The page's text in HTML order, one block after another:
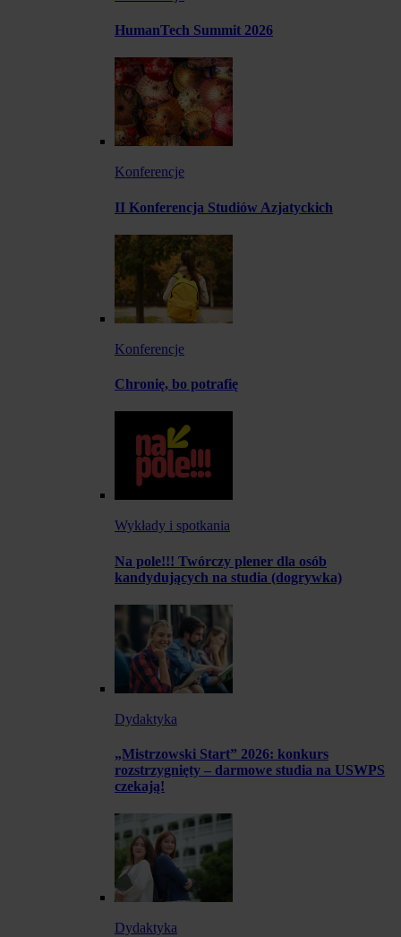
HumanTech Summit 2026
Konferencje
II Konferencja Studiów Azjatyckich
Konferencje
Chronię, bo potrafię
Wykłady i spotkania
Na pole!!! Twórczy plener dla osób
kandydujących na studia (dogrywka)
Dydaktyka
„Mistrzowski Start” 2026: konkurs
rozstrzygnięty – darmowe studia na USWPS
czekają!
Dydaktyka